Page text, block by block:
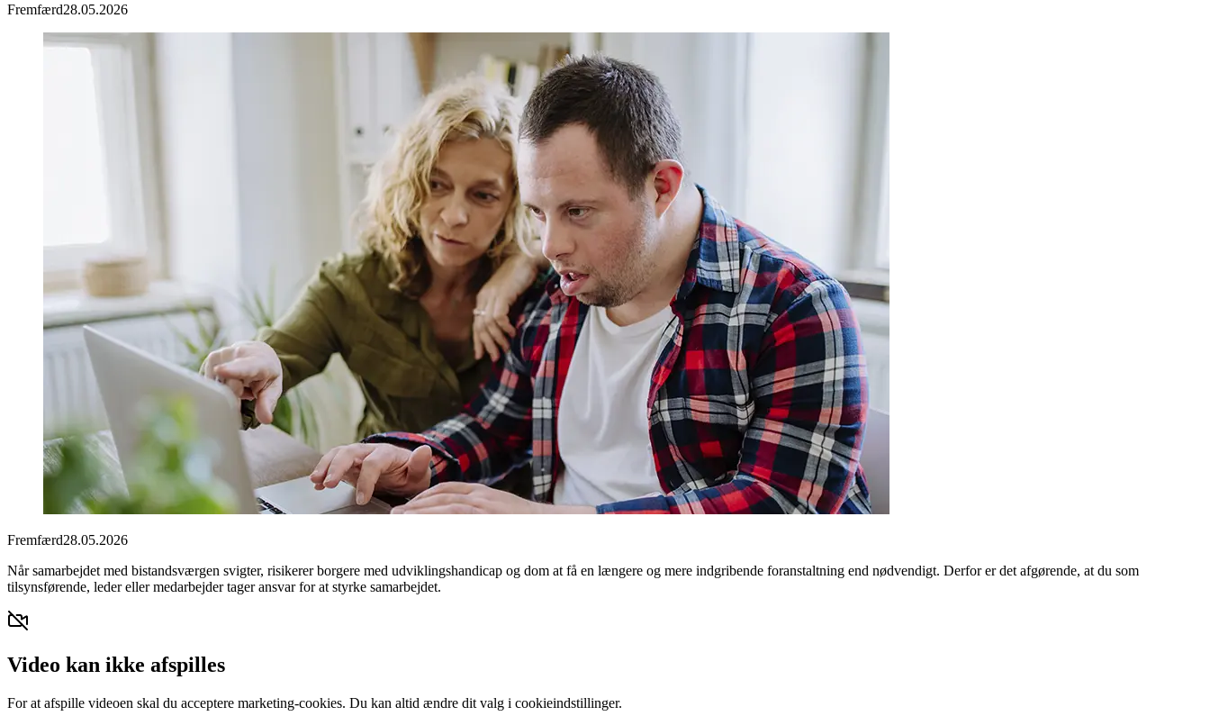
Fremfærd28.05.2026
Fremfærd28.05.2026
Når samarbejdet med bistandsværgen svigter, risikerer borgere med udviklingshandicap og dom at få en længere og mere indgribende foranstaltning end nødvendigt. Derfor er det afgørende, at du som
tilsynsførende, leder eller medarbejder tager ansvar for at styrke samarbejdet.
Video kan ikke afspilles
For at afspille videoen skal du acceptere marketing-cookies. Du kan altid ændre dit valg i cookieindstillinger.